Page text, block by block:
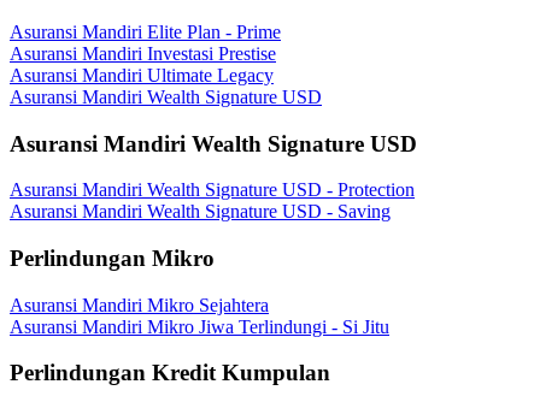
Asuransi Mandiri Elite Plan - Prime
Asuransi Mandiri Investasi Prestise
Asuransi Mandiri Ultimate Legacy
Asuransi Mandiri Wealth Signature USD
Asuransi Mandiri Wealth Signature USD
Asuransi Mandiri Wealth Signature USD - Protection
Asuransi Mandiri Wealth Signature USD - Saving
Perlindungan Mikro
Asuransi Mandiri Mikro Sejahtera
Asuransi Mandiri Mikro Jiwa Terlindungi - Si Jitu
Perlindungan Kredit Kumpulan